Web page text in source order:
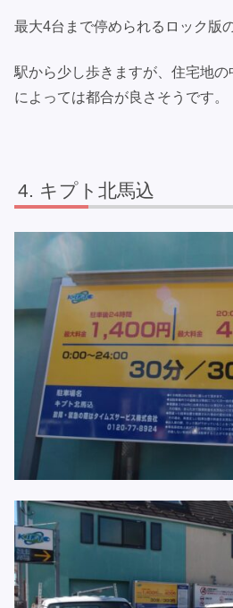
最大4台まで停められるロック版
駅から少し歩きますが、住宅地
によっては都合が良さそうです。
キプト北馬込